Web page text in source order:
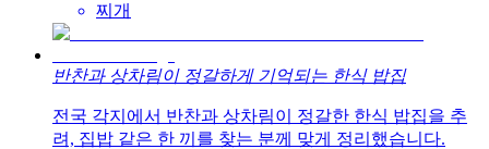
찌개
반찬과 상차림이 정갈하게 기억되는 한식 밥집
전국 각지에서 반찬과 상차림이 정갈한 한식 밥집을 추
려, 집밥 같은 한 끼를 찾는 분께 맞게 정리했습니다.